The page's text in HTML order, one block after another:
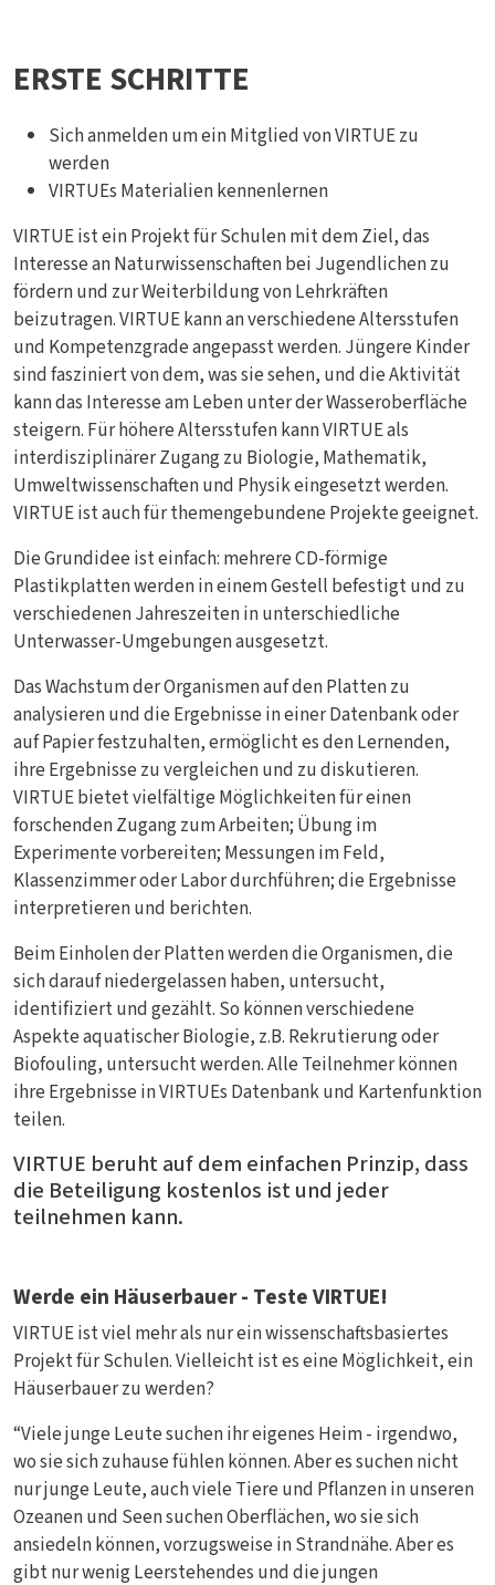
ERSTE SCHRITTE
Sich anmelden um ein Mitglied von VIRTUE zu
werden
VIRTUEs Materialien kennenlernen
VIRTUE ist ein Projekt für Schulen mit dem Ziel, das
Interesse an Naturwissenschaften bei Jugendlichen zu
fördern und zur Weiterbildung von Lehrkräften
beizutragen. VIRTUE kann an verschiedene Altersstufen
und Kompetenzgrade angepasst werden. Jüngere Kinder
sind fasziniert von dem, was sie sehen, und die Aktivität
kann das Interesse am Leben unter der Wasseroberfläche
steigern. Für höhere Altersstufen kann VIRTUE als
interdisziplinärer Zugang zu Biologie, Mathematik,
Umweltwissenschaften und Physik eingesetzt werden.
VIRTUE ist auch für themengebundene Projekte geeignet.
Die Grundidee ist einfach: mehrere CD-förmige
Plastikplatten werden in einem Gestell befestigt und zu
verschiedenen Jahreszeiten in unterschiedliche
Unterwasser-Umgebungen ausgesetzt.
Das Wachstum der Organismen auf den Platten zu
analysieren und die Ergebnisse in einer Datenbank oder
auf Papier festzuhalten, ermöglicht es den Lernenden,
ihre Ergebnisse zu vergleichen und zu diskutieren.
VIRTUE bietet vielfältige Möglichkeiten für einen
forschenden Zugang zum Arbeiten; Übung im
Experimente vorbereiten; Messungen im Feld,
Klassenzimmer oder Labor durchführen; die Ergebnisse
interpretieren und berichten.
Beim Einholen der Platten werden die Organismen, die
sich darauf niedergelassen haben, untersucht,
identifiziert und gezählt. So können verschiedene
Aspekte aquatischer Biologie, z.B. Rekrutierung oder
Biofouling, untersucht werden. Alle Teilnehmer können
ihre Ergebnisse in VIRTUEs Datenbank und Kartenfunktion
teilen.
VIRTUE beruht auf dem einfachen Prinzip, dass
die Beteiligung kostenlos ist und jeder
teilnehmen kann.
Werde ein Häuserbauer - Teste VIRTUE!
VIRTUE ist viel mehr als nur ein wissenschaftsbasiertes
Projekt für Schulen. Vielleicht ist es eine Möglichkeit, ein
Häuserbauer zu werden?
“Viele junge Leute suchen ihr eigenes Heim - irgendwo,
wo sie sich zuhause fühlen können. Aber es suchen nicht
nur junge Leute, auch viele Tiere und Pflanzen in unseren
Ozeanen und Seen suchen Oberflächen, wo sie sich
ansiedeln können, vorzugsweise in Strandnähe. Aber es
gibt nur wenig Leerstehendes und die jungen